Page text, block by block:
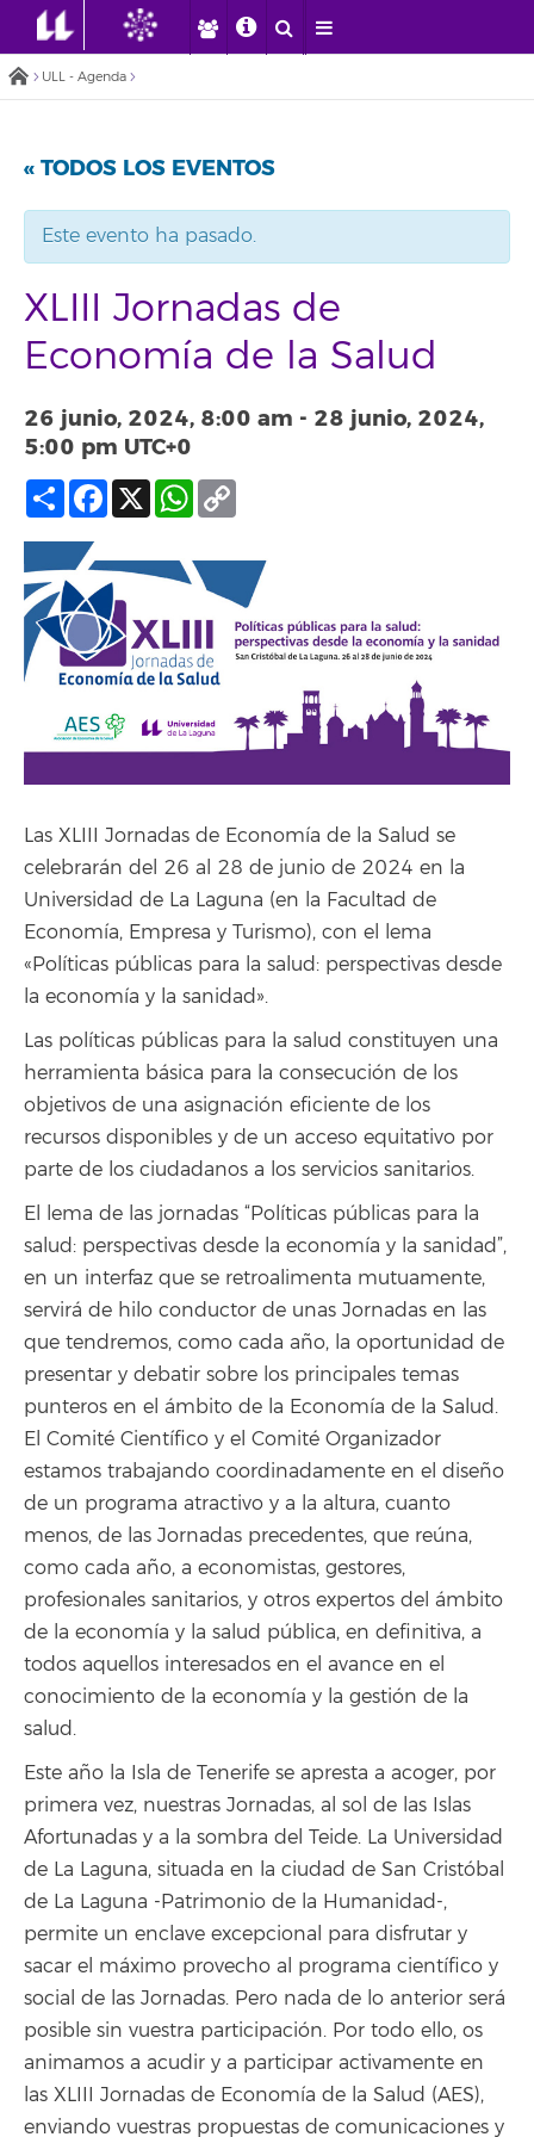
ULL - Agenda
« TODOS LOS EVENTOS
Este evento ha pasado.
XLIII Jornadas de
Economía de la Salud
26 junio, 2024, 8:00 am - 28 junio, 2024,
5:00 pm UTC+0
Compartir
Facebook
X WhatsApp
Las XLIII Jornadas de Economía de la Salud se
celebrarán del 26 al 28 de junio de 2024 en la
Universidad de La Laguna (en la Facultad de
Economía, Empresa y Turismo), con el lema
«Políticas públicas para la salud: perspectivas desde
la economía y la sanidad».
Las políticas públicas para la salud constituyen una
herramienta básica para la consecución de los
objetivos de una asignación eficiente de los
recursos disponibles y de un acceso equitativo por
parte de los ciudadanos a los servicios sanitarios.
El lema de las jornadas “Políticas públicas para la
salud: perspectivas desde la economía y la sanidad”,
en un interfaz que se retroalimenta mutuamente,
servirá de hilo conductor de unas Jornadas en las
que tendremos, como cada año, la oportunidad de
presentar y debatir sobre los principales temas
punteros en el ámbito de la Economía de la Salud.
El Comité Científico y el Comité Organizador
estamos trabajando coordinadamente en el diseño
de un programa atractivo y a la altura, cuanto
menos, de las Jornadas precedentes, que reúna,
como cada año, a economistas, gestores,
profesionales sanitarios, y otros expertos del ámbito
de la economía y la salud pública, en definitiva, a
todos aquellos interesados en el avance en el
conocimiento de la economía y la gestión de la
salud.
Este año la Isla de Tenerife se apresta a acoger, por
primera vez, nuestras Jornadas, al sol de las Islas
Afortunadas y a la sombra del Teide. La Universidad
de La Laguna, situada en la ciudad de San Cristóbal
de La Laguna -Patrimonio de la Humanidad-,
permite un enclave excepcional para disfrutar y
sacar el máximo provecho al programa científico y
social de las Jornadas. Pero nada de lo anterior será
posible sin vuestra participación. Por todo ello, os
animamos a acudir y a participar activamente en
las XLIII Jornadas de Economía de la Salud (AES),
enviando vuestras propuestas de comunicaciones y